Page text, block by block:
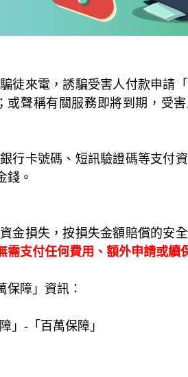
徒來電，誘騙受害人付款申請
聲稱有關服務即將到期，受
行卡號碼、短訊驗證碼等支付
錢。
金損失，按損失金額賠償的安全
支付任何費用、額外申請或續
障」資訊：
」-「百萬保障」